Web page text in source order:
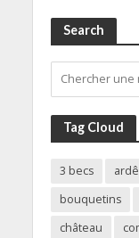
Search
Tag Cloud
3 becs
bouquetins
château